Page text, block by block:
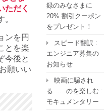
ただく
ンを円
とを楽
今後と
願いい
録のみなさまに
20% 割引クーポン
をプレゼント！
スピード翻訳 :
エンジニア募集の
お知らせ
映画に騙され
る……のを楽しむ :
モキュメンタリー